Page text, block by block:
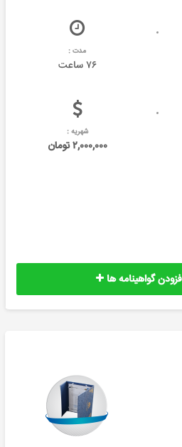
مدت :
۷۶ ساعت
شهریه :
۲,۰۰۰,۰۰۰ تومان
گواهینامه ها